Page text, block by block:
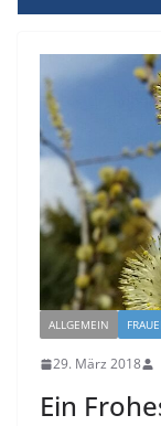
ALLGEMEIN
29. März 2018
Ein